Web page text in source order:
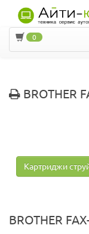
0
BROTHER
Картриджи
BROTHER